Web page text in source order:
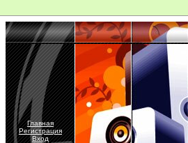
Главная
Регистрация
Вход